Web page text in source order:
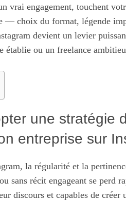
vrai engagement, touchent
— choix du format, légende
devient un levier
établie ou un freelance
une stratégie
entreprise sur
la régularité et la
sans récit engageant se perd
discours et capables de